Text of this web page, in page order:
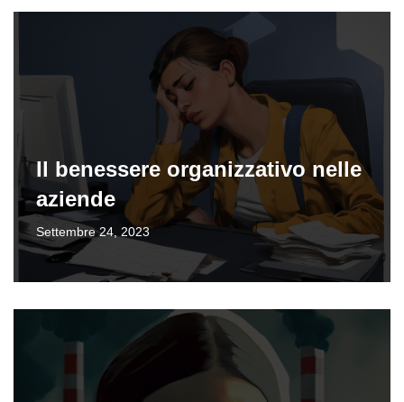
Il benessere organizzativo nelle
aziende
Settembre 24, 2023